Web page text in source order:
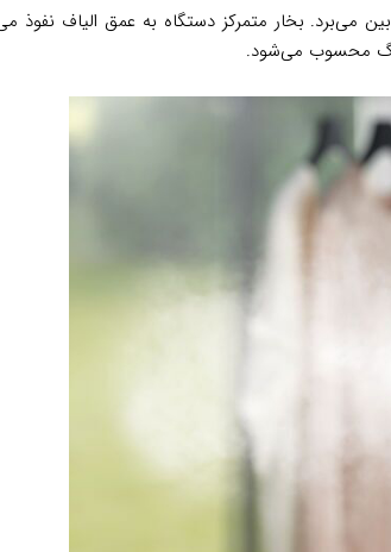
محسوب می‌شود.